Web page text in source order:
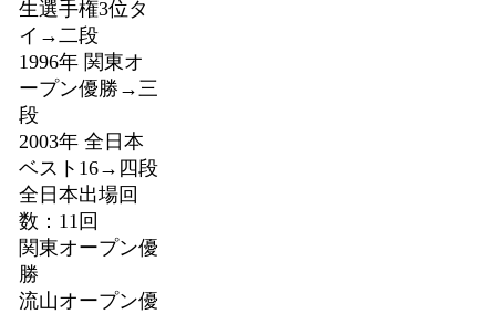
生選手権3位タ
イ→二段
1996年 関東オ
ープン優勝→三
段
2003年 全日本
ベスト16→四段
全日本出場回
数：11回
関東オープン優
勝
流山オープン優